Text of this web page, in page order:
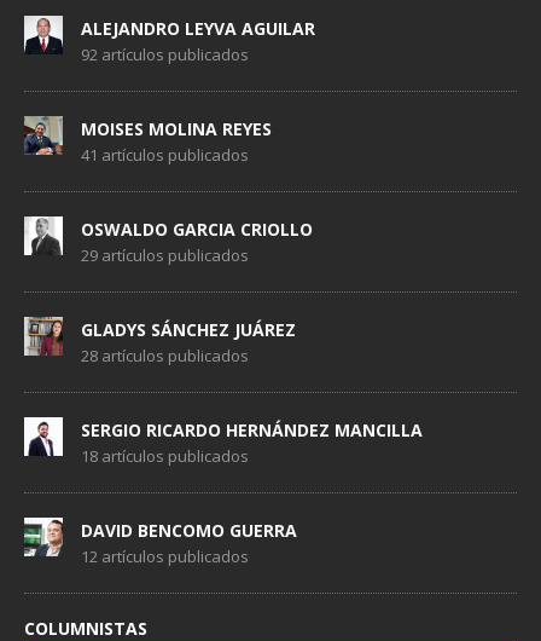
ALEJANDRO LEYVA AGUILAR
92 artículos publicados
MOISES MOLINA REYES
41 artículos publicados
OSWALDO GARCIA CRIOLLO
29 artículos publicados
GLADYS SÁNCHEZ JUÁREZ
28 artículos publicados
SERGIO RICARDO HERNÁNDEZ MANCILLA
18 artículos publicados
DAVID BENCOMO GUERRA
12 artículos publicados
COLUMNISTAS